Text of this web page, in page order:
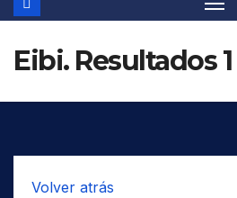
Eibi. Resultados 1
Volver atrás